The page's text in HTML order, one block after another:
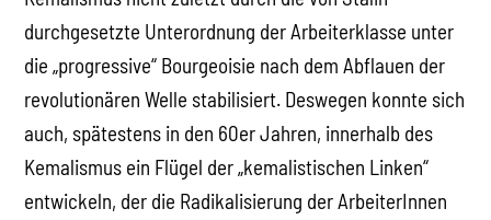
durchgesetzte Unterordnung der Arbeiterklasse unter
die „progressive“ Bourgeoisie nach dem Abflauen der
revolutionären Welle stabilisiert. Deswegen konnte sich
auch, spätestens in den 60er Jahren, innerhalb des
Kemalismus ein Flügel der „kemalistischen Linken“
entwickeln, der die Radikalisierung der ArbeiterInnen